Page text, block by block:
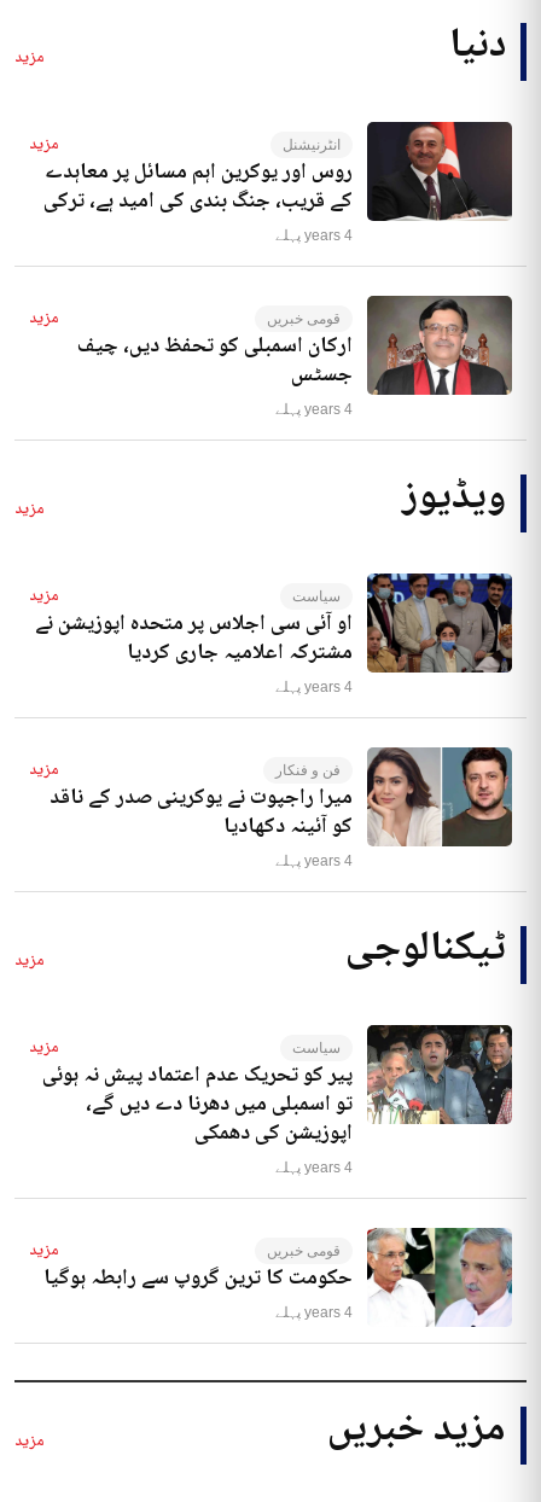
دنیا مزید
انٹرنیشنل مزید
روس اور یوکرین اہم مسائل پر معاہدے
کے قریب، جنگ بندی کی امید ہے، ترکی
4 years پہلے
قومی خبریں مزید
ارکان اسمبلی کو تحفظ دیں، چیف
جسٹس
4 years پہلے
ویڈیوز مزید
سیاست مزید
او آئی سی اجلاس پر متحدہ اپوزیشن نے
مشترکہ اعلامیہ جاری کردیا
4 years پہلے
فن و فنکار مزید
میرا راجپوت نے یوکرینی صدر کے ناقد
کو آئینہ دکھادیا
4 years پہلے
ٹیکنالوجی مزید
سیاست مزید
پیر کو تحریک عدم اعتماد پیش نہ ہوئی
تو اسمبلی میں دھرنا دے دیں گے،
اپوزیشن کی دھمکی
4 years پہلے
قومی خبریں مزید
حکومت کا ترین گروپ سے رابطہ ہوگیا
4 years پہلے
مزید خبریں مزید